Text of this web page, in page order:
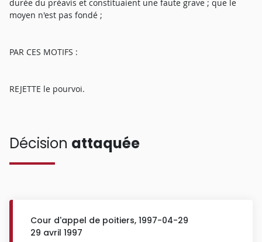
durée du préavis et constituaient une faute grave ; que le
moyen n'est pas fondé ;
PAR CES MOTIFS :
REJETTE le pourvoi.
Décision attaquée
Cour d'appel de poitiers, 1997-04-29
29 avril 1997